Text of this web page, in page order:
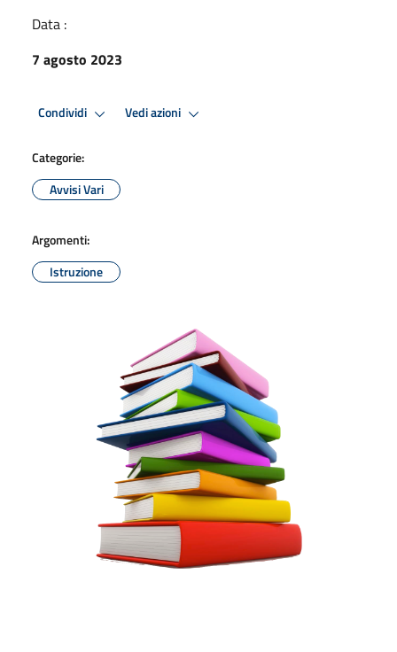
Data :
7 agosto 2023
Condividi Vedi azioni
Categorie:
Avvisi Vari
Argomenti:
Istruzione